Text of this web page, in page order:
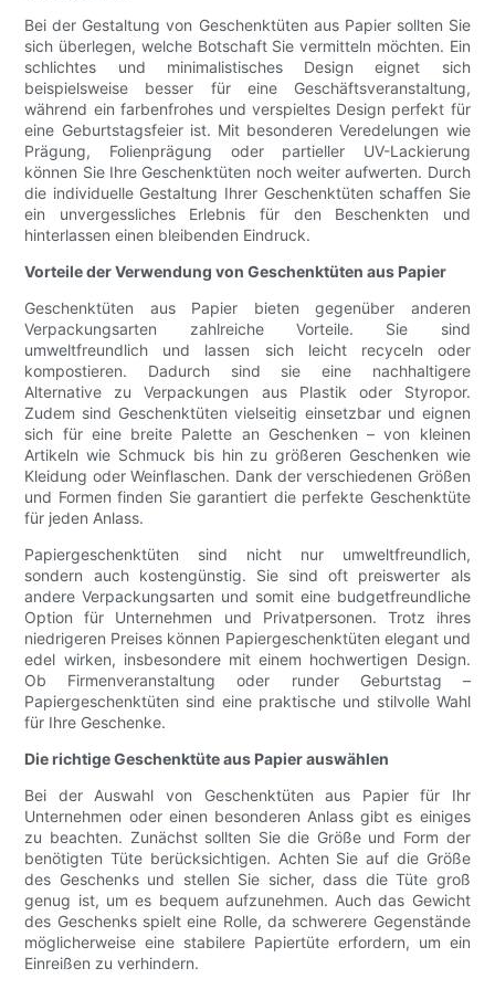
Bei der Gestaltung von Geschenktüten aus Papier sollten Sie
sich überlegen, welche Botschaft Sie vermitteln möchten. Ein
schlichtes und minimalistisches Design eignet sich
beispielsweise besser für eine Geschäftsveranstaltung,
während ein farbenfrohes und verspieltes Design perfekt für
eine Geburtstagsfeier ist. Mit besonderen Veredelungen wie
Prägung, Folienprägung oder partieller UV-Lackierung
können Sie Ihre Geschenktüten noch weiter aufwerten. Durch
die individuelle Gestaltung Ihrer Geschenktüten schaffen Sie
ein unvergessliches Erlebnis für den Beschenkten und
hinterlassen einen bleibenden Eindruck.
Vorteile der Verwendung von Geschenktüten aus Papier
Geschenktüten aus Papier bieten gegenüber anderen
Verpackungsarten zahlreiche Vorteile. Sie sind
umweltfreundlich und lassen sich leicht recyceln oder
kompostieren. Dadurch sind sie eine nachhaltigere
Alternative zu Verpackungen aus Plastik oder Styropor.
Zudem sind Geschenktüten vielseitig einsetzbar und eignen
sich für eine breite Palette an Geschenken – von kleinen
Artikeln wie Schmuck bis hin zu größeren Geschenken wie
Kleidung oder Weinflaschen. Dank der verschiedenen Größen
und Formen finden Sie garantiert die perfekte Geschenktüte
für jeden Anlass.
Papiergeschenktüten sind nicht nur umweltfreundlich,
sondern auch kostengünstig. Sie sind oft preiswerter als
andere Verpackungsarten und somit eine budgetfreundliche
Option für Unternehmen und Privatpersonen. Trotz ihres
niedrigeren Preises können Papiergeschenktüten elegant und
edel wirken, insbesondere mit einem hochwertigen Design.
Ob Firmenveranstaltung oder runder Geburtstag –
Papiergeschenktüten sind eine praktische und stilvolle Wahl
für Ihre Geschenke.
Die richtige Geschenktüte aus Papier auswählen
Bei der Auswahl von Geschenktüten aus Papier für Ihr
Unternehmen oder einen besonderen Anlass gibt es einiges
zu beachten. Zunächst sollten Sie die Größe und Form der
benötigten Tüte berücksichtigen. Achten Sie auf die Größe
des Geschenks und stellen Sie sicher, dass die Tüte groß
genug ist, um es bequem aufzunehmen. Auch das Gewicht
des Geschenks spielt eine Rolle, da schwerere Gegenstände
möglicherweise eine stabilere Papiertüte erfordern, um ein
Einreißen zu verhindern.